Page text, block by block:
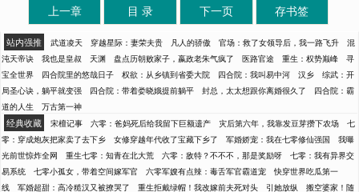
上一章 目 录 下一页 存书签
站内强推 武道凌天 穿越星际：妻荣夫贵 凡人的骄傲 官场：救了女领导后，我一路飞升
混
沌天帝诀
我也是皇叔 天渊 盘点历朝败家子，嬴政老朱气疯了 医路官途 重生：权势巅峰
寻
宝全世界
四合院里的悠哉日子 权欲：从乡镇到省委大院 四合院：我叫易中河 汉乡
综武：开
局圣心诀，躺平就变强
四合院：带着娄晓娥提前躺平 封总，太太想跟你离婚很久了
四合院：霸
道的人生
万古第一神
经典收藏 宋檀记事 六零：爸妈死后给我留下巨额遗产 灾后第六年，我靠发豆芽攒下农场
七
零：穿成炮灰把家卖了去下乡
女修穿越年代收了宝藏下乡了 军婚娇宠：我在七零修仙强国
我曝
光前世惊炸全网
重生七零：知青在北大荒 六零：敌特？不不不，那是奖励呀
七零：我有异界交
易系统
七零小孤女，带着空间嫁军官 六零军嫂有点辣：毒舌军官霸道宠
快穿世界吃瓜第一
线
军婚超甜：高冷糙汉又被撩哭了 重生拒戴绿帽！我改嫁前夫死对头 引她放纵 搬空婆家！随